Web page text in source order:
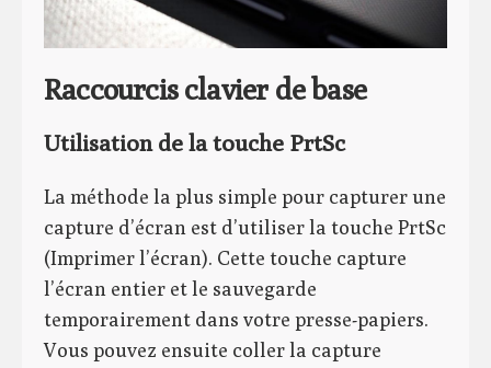
Raccourcis clavier de base
Utilisation de la touche PrtSc
La méthode la plus simple pour capturer une
capture d’écran est d’utiliser la touche PrtSc
(Imprimer l’écran). Cette touche capture
l’écran entier et le sauvegarde
temporairement dans votre presse-papiers.
Vous pouvez ensuite coller la capture